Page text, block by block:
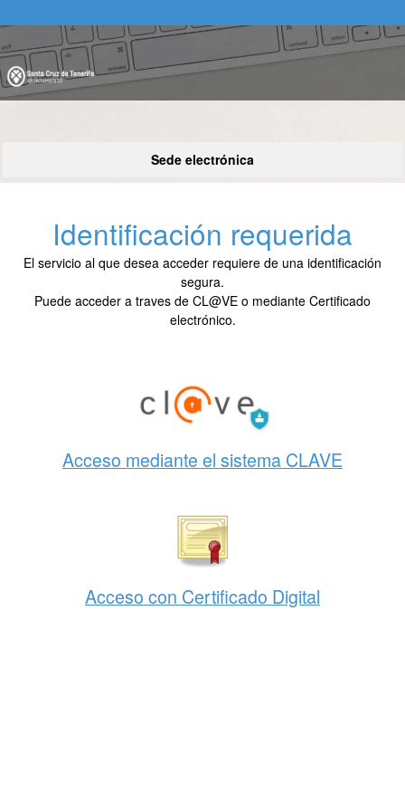
Sede electrónica
Autenticación del Usuario
Identificación requerida
El servicio al que desea acceder requiere de una identificación
segura.
Puede acceder a traves de CL@VE o mediante Certificado
electrónico.
Acceso mediante el sistema CLAVE
Acceso con Certificado Digital